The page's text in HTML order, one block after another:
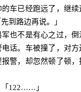
车已经跑远了，继
到路边再说。」
不是有心之过，倒
话。车被撞了，对
警，却忽然顿了顿
122……」